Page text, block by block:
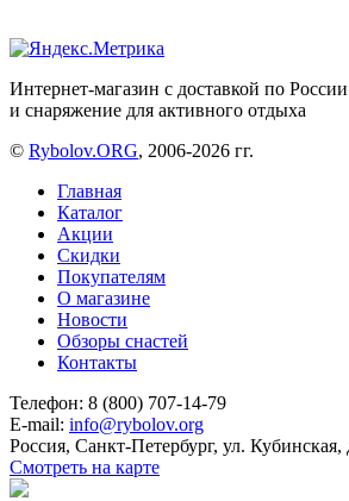
Интернет-магазин с доставкой по
и снаряжение для активного отдыха
© Rybolov.ORG, 2006-2026 гг.
Главная
Каталог
Акции
Скидки
Покупателям
О магазине
Новости
Обзоры снастей
Контакты
Телефон: 8 (800) 707-14-79
E-mail: info@rybolov.org
Россия, Санкт-Петербург, ул.
Смотреть на карте